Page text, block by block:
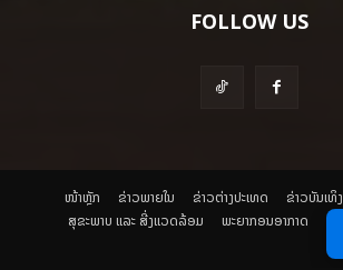
FOLLOW US
ໜ້າຫຼັກ ຂ່າວພາຍ​ໃນ ຂ່າວຕ່າງປະເທດ ​ຂ່າວບັນເທິງ
ສຸຂະພາບ ແລະ ສີ່ງແວດລ້ອມ
ພະຍາກອນອາກາດ